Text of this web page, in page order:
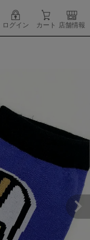
ログイン カート 店舗情報